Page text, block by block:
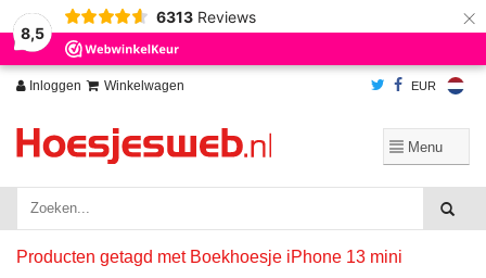
8,5
6313 Reviews ×
Inloggen Winkelwagen EUR
Producten getagd met Boekhoesje iPhone 13 mini
Wij slaan cookies op om onze website te verbeteren. Is dat akkoord?
Ja
Nee